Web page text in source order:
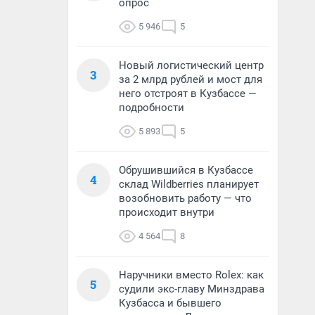
опрос
5 946 5
3
Новый логистический центр
за 2 млрд рублей и мост для
него отстроят в Кузбассе —
подробности
5 893 5
4
Обрушившийся в Кузбассе
склад Wildberries планирует
возобновить работу — что
происходит внутри
4 564 8
5
Наручники вместо Rolex: как
судили экс-главу Минздрава
Кузбасса и бывшего